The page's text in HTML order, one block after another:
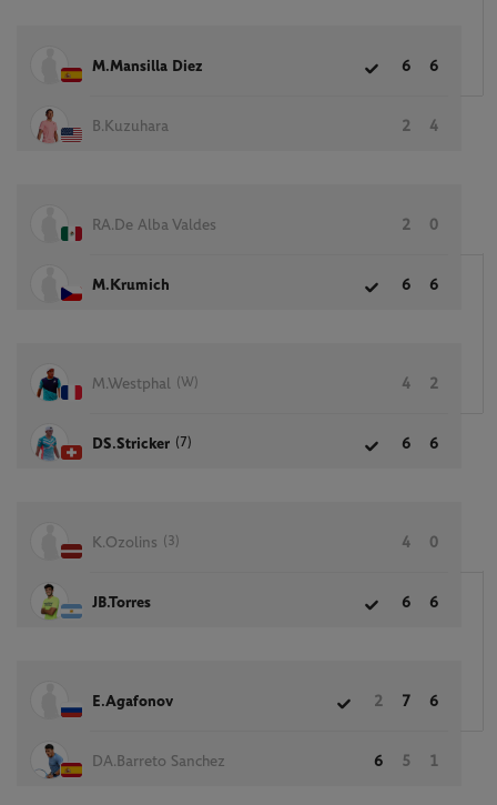
M.Mansilla Diez 6 6
B.Kuzuhara 2 4
RA.De Alba Valdes 2 0
M.Krumich 6 6
M.Westphal (W) 4 2
DS.Stricker (7) 6 6
K.Ozolins (3) 4 0
JB.Torres 6 6
E.Agafonov 2 7 6
DA.Barreto Sanchez 6 5 1